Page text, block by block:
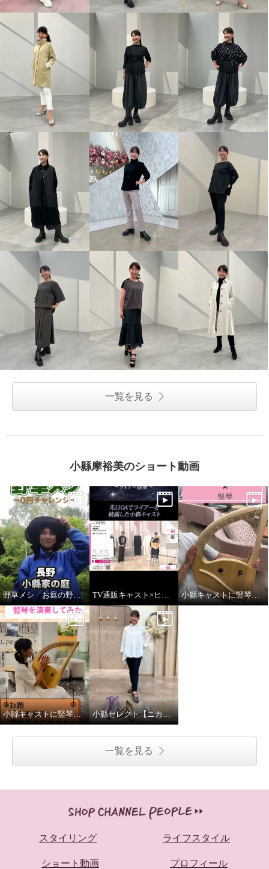
一覧を見る
小縣摩裕美のショート動画
野草メシ お庭の野草で調理！ 小縣キャストに竪琴のインタビューをしました
小縣キャストに竪琴を演奏してもらいました 小縣セレクト【ニカル】 ラインナップ！
一覧を見る
スタイリング ライフスタイル
ショート動画 プロフィール